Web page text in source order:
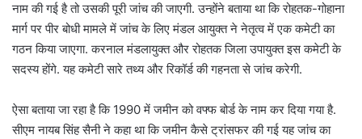
नाम की गई है तो उसकी पूरी जांच की जाएगी. उन्होंने बताया था कि रोहतक-गोहाना
मार्ग पर पीर बोधी मामले में जांच के लिए मंडल आयुक्त ने नेतृत्व में एक कमेटी का
गठन किया जाएगा. करनाल मंडलायुक्त और रोहतक जिला उपायुक्त इस कमेटी के
सदस्य होंगे. यह कमेटी सारे तथ्य और रिकॉर्ड की गहनता से जांच करेगी.
ऐसा बताया जा रहा है कि 1990 में जमीन को वफ्फ बोर्ड के नाम कर दिया गया है.
सीएम नायब सिंह सैनी ने कहा था कि जमीन कैसे ट्रांसफर की गई यह जांच का